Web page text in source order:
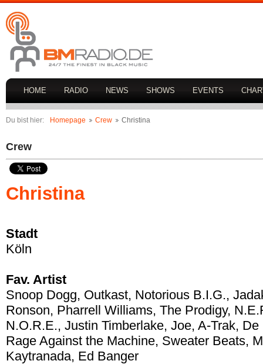
HOME RADIO NEWS SHOWS EVENTS
Du bist hier: Homepage Crew Christina
Crew
Christina
Stadt
Köln
Fav. Artist
Snoop Dogg, Outkast, Notorious B.I.G.,
Ronson, Pharrell Williams, The Prodigy,
N.O.R.E., Justin Timberlake, Joe, A-Trak, De
Rage Against the Machine, Sweater Beats,
Kaytranada, Ed Banger